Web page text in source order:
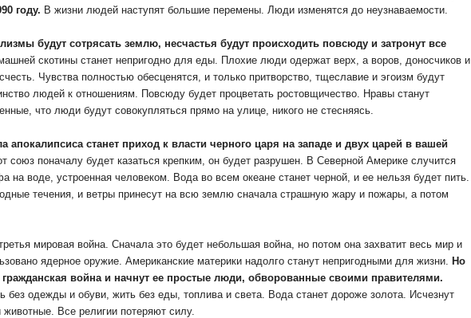
году. В жизни людей наступят большие перемены. Люди изменятся до неузнаваемости.
будут сотрясать землю, несчастья будут происходить повсюду и затронут все
скотины станет непригодно для еды. Плохие люди одержат верх, а воров, доносчиков и
Чувства полностью обесценятся, и только притворство, тщеславие и эгоизм будут
людей к отношениям. Повсюду будет процветать ростовщичество. Нравы станут
что люди будут совокупляться прямо на улице, никого не стесняясь.
апокалипсиса станет приход к власти черного царя на западе и двух царей в вашей
союз поначалу будет казаться крепким, он будет разрушен. В Северной Америке случится
на воде, устроенная человеком. Вода во всем океане станет черной, и ее нельзя будет пить.
течения, и ветры принесут на всю землю сначала страшную жару и пожары, а потом
мировая война. Сначала это будет небольшая война, но потом она захватит весь мир и
ядерное оружие. Американские материки надолго станут непригодными для жизни. Но
гражданская война и начнут ее простые люди, обворованные своими правителями.
без одежды и обуви, жить без еды, топлива и света. Вода станет дороже золота. Исчезнут
животные. Все религии потеряют силу.